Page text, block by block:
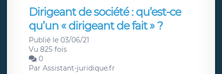
Dirigeant de société : qu’est-ce
qu’un « dirigeant de fait » ?
Publié le 03/06/21
Vu 825 fois
0
Par Assistant-juridique.fr